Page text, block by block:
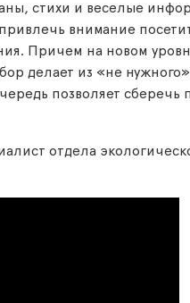
стихи и веселые
внимание
Причем на новом
делает из «не
позволяет сберечь
отдела